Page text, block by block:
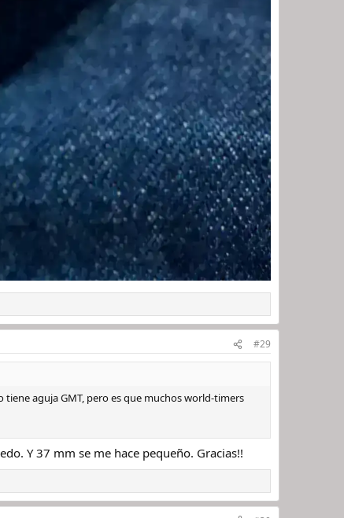
#29
tiene aguja GMT, pero es que muchos world-timers
Y 37 mm se me hace pequeño. Gracias!!